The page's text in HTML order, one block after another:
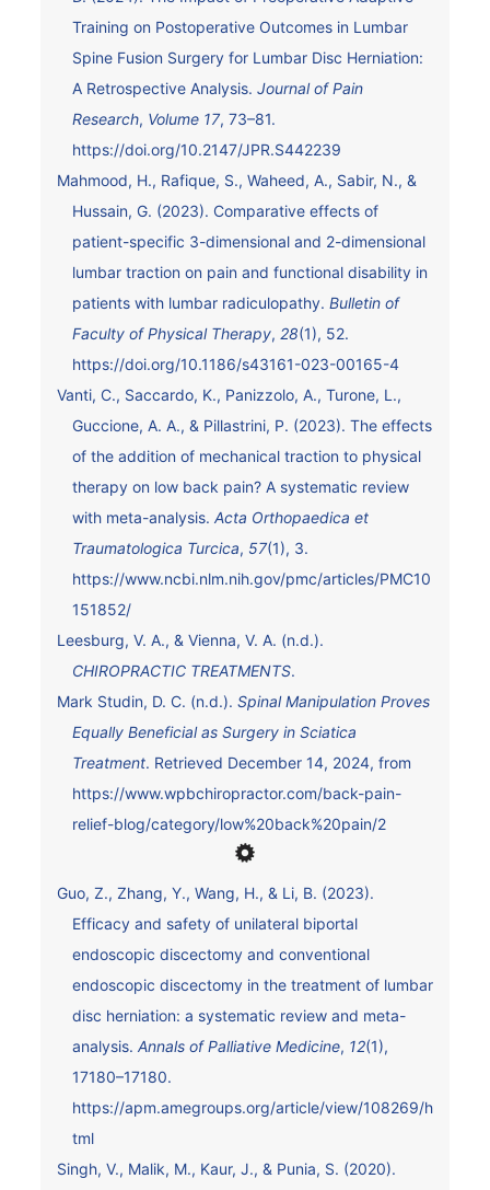
Training on Postoperative Outcomes in Lumbar
Spine Fusion Surgery for Lumbar Disc Herniation:
A Retrospective Analysis. Journal of Pain
Research, Volume 17, 73–81.
https://doi.org/10.2147/JPR.S442239
Mahmood, H., Rafique, S., Waheed, A., Sabir, N., &
Hussain, G. (2023). Comparative effects of
patient-specific 3-dimensional and 2-dimensional
lumbar traction on pain and functional disability in
patients with lumbar radiculopathy. Bulletin of
Faculty of Physical Therapy, 28(1), 52.
https://doi.org/10.1186/s43161-023-00165-4
Vanti, C., Saccardo, K., Panizzolo, A., Turone, L.,
Guccione, A. A., & Pillastrini, P. (2023). The effects
of the addition of mechanical traction to physical
therapy on low back pain? A systematic review
with meta-analysis. Acta Orthopaedica et
Traumatologica Turcica, 57(1), 3.
https://www.ncbi.nlm.nih.gov/pmc/articles/PMC10
151852/
Leesburg, V. A., & Vienna, V. A. (n.d.).
CHIROPRACTIC TREATMENTS.
Mark Studin, D. C. (n.d.). Spinal Manipulation Proves
Equally Beneficial as Surgery in Sciatica
Treatment. Retrieved December 14, 2024, from
https://www.wpbchiropractor.com/back-pain-
relief-blog/category/low%20back%20pain/2
Guo, Z., Zhang, Y., Wang, H., & Li, B. (2023).
Efficacy and safety of unilateral biportal
endoscopic discectomy and conventional
endoscopic discectomy in the treatment of lumbar
disc herniation: a systematic review and meta-
analysis. Annals of Palliative Medicine, 12(1),
17180–17180.
https://apm.amegroups.org/article/view/108269/h
tml
Singh, V., Malik, M., Kaur, J., & Punia, S. (2020).